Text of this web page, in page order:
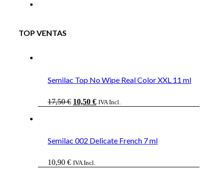
TOP VENTAS
Semilac Top No Wipe Real Color XXL 11 ml
17,50€ El
10,50 €ElIVA Incl.
Semilac 002 Delicate French 7 ml
10,90 € IVA Incl.